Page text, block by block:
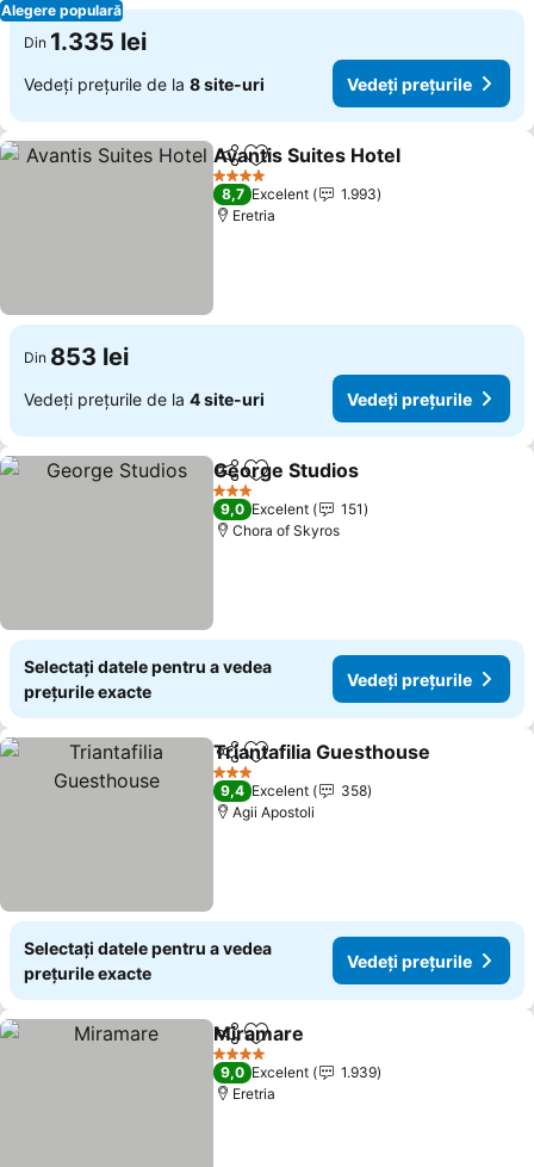
Alegere populară
Din 1.335 lei
Vedeți prețurile de la 8 site-uri Vedeți prețurile
DistribuițiAdăugaţi la favorite
Avantis Suites Hotel
4 Stele
8,7 Excelent
1.993
Eretria
Din 853 lei
Vedeți prețurile de la 4 site-uri Vedeți prețurile
DistribuițiAdăugaţi la favorite
George Studios
3 Stele
9,0 Excelent
151
Chora of Skyros
Selectați datele pentru a vedea
prețurile exacte
Vedeți prețurile
DistribuițiAdăugaţi la favorite
Triantafilia Guesthouse
3 Stele
9,4 Excelent
358
Agii Apostoli
Selectați datele pentru a vedea
prețurile exacte
Vedeți prețurile
DistribuițiAdăugaţi la favorite
Miramare
4 Stele
9,0 Excelent
1.939
Eretria